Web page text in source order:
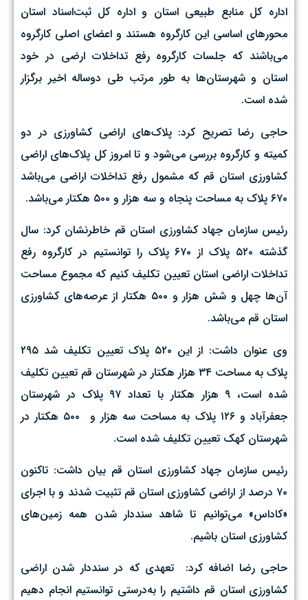
اداره کل منابع طبیعی استان و اداره کل ثبت‌اسناد استان
محورهای اساسی این کارگروه هستند و اعضای اصلی کارگروه
می‌باشند که جلسات کارگروه رفع تداخلات ارضی در خود
استان و شهرستان‌ها به طور مرتب طی دوساله اخیر برگزار
شده است.
حاجی رضا تصریح کرد: پلاک‌های اراضی کشاورزی در دو
کمیته و کارگروه بررسی می‌شود و تا امروز کل پلاک‌های اراضی
کشاورزی استان قم که مشمول رفع تداخلات اراضی می‌باشد
۶۷۰ پلاک به مساحت پنجاه و سه هزار و ۵۰۰ هکتار می‌باشد.
رئیس سازمان جهاد کشاورزی استان قم خاطرنشان کرد: سال
گذشته ۵۲۰ پلاک از ۶۷۰ پلاک را توانستیم در کارگروه رفع
تداخلات اراضی استان تعیین تکلیف کنیم که مجموع مساحت
آن‌ها چهل و شش هزار و ۵۰۰ هکتار از عرصه‌های کشاورزی
استان قم می‌باشد.
وی عنوان داشت: از این ۵۲۰ پلاک تعیین تکلیف شد ۲۹۵
پلاک به مساحت ۳۴ هزار هکتار در شهرستان قم تعیین تکلیف
شده است، ۹ هزار هکتار با تعداد ۹۷ پلاک در شهرستان
جعفرآباد و ۱۲۶ پلاک به مساحت سه هزار و ۵۰۰ هکتار در
شهرستان کهک تعیین تکلیف شده است.
رئیس سازمان جهاد کشاورزی استان قم بیان داشت: تاکنون
۷۰ درصد از اراضی کشاورزی استان قم تثبیت شدند و با اجرای
«کاداس» می‌توانیم تا شاهد سنددار شدن همه زمین‌های
کشاورزی استان باشیم.
حاجی رضا اضافه کرد: تعهدی که در سنددار شدن اراضی
کشاورزی استان قم داشتیم را به‌درستی توانستیم انجام دهیم